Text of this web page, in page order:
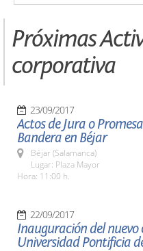
Próximas
corporativa
23/09/2017
Actos de Jura o
Bandera en Béjar
Béjar (Salamanca)
Lugar: Plaza Mayor
Hora: 11:00 h.
22/09/2017
Inauguración del nuevo
Universidad Pontificia